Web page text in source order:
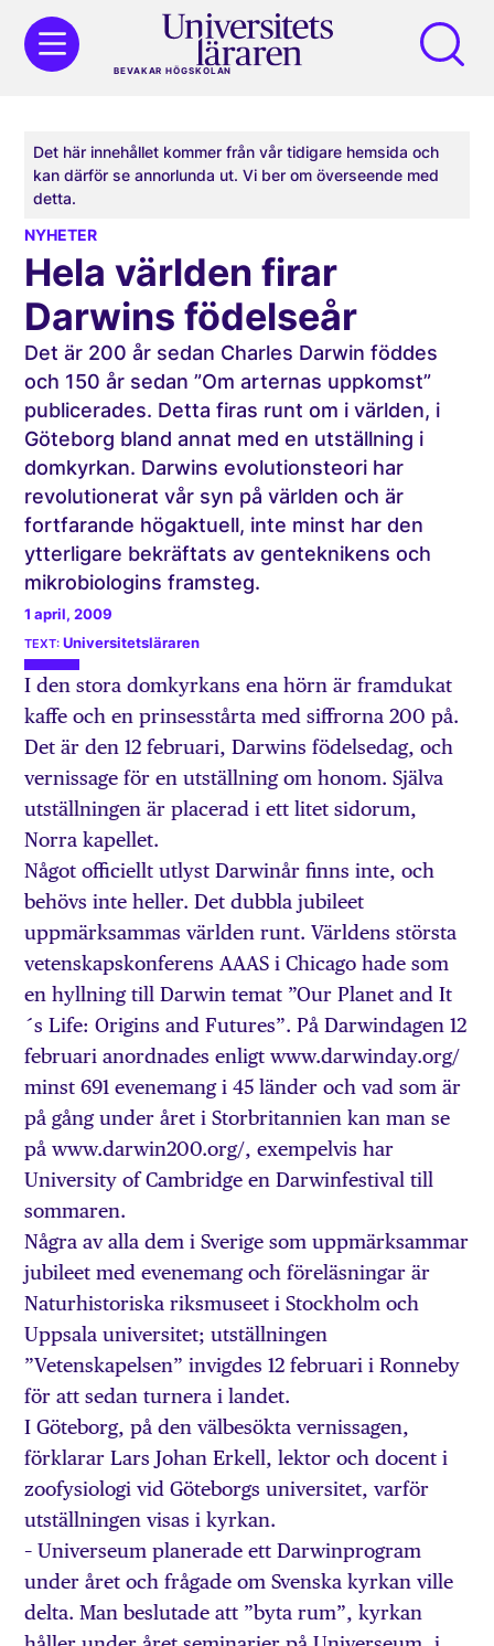
BEVAKAR HÖGSKOLAN
Det här innehållet kommer från vår tidigare hemsida och
kan därför se annorlunda ut. Vi ber om överseende med
detta.
NYHETER
Hela världen firar
Darwins födelseår
Det är 200 år sedan Charles Darwin föddes
och 150 år sedan ”Om arternas uppkomst”
publicerades. Detta firas runt om i världen, i
Göteborg bland annat med en utställning i
domkyrkan. Darwins evolutionsteori har
revolutionerat vår syn på världen och är
fortfarande högaktuell, inte minst har den
ytterligare bekräftats av genteknikens och
mikrobiologins framsteg.
1 april, 2009
Universitetsläraren
I den stora domkyrkans ena hörn är framdukat
kaffe och en prinsesstårta med siffrorna 200 på.
Det är den 12 februari, Darwins födelsedag, och
vernissage för en utställning om honom. Själva
utställningen är placerad i ett litet sidorum,
Norra kapellet.
Något officiellt utlyst Darwinår finns inte, och
behövs inte heller. Det dubbla jubileet
uppmärksammas världen runt. Världens största
vetenskapskonferens AAAS i Chicago hade som
en hyllning till Darwin temat ”Our Planet and It
´s Life: Origins and Futures”. På Darwindagen 12
februari anordnades enligt www.darwinday.org/
minst 691 evenemang i 45 länder och vad som är
på gång under året i Storbritannien kan man se
på www.darwin200.org/, exempelvis har
University of Cambridge en Darwinfestival till
sommaren.
Några av alla dem i Sverige som uppmärksammar
jubileet med evenemang och föreläsningar är
Naturhistoriska riksmuseet i Stockholm och
Uppsala universitet; utställningen
”Vetenskapelsen” invigdes 12 februari i Ronneby
för att sedan turnera i landet.
I Göteborg, på den välbesökta vernissagen,
förklarar Lars Johan Erkell, lektor och docent i
zoofysiologi vid Göteborgs universitet, varför
utställningen visas i kyrkan.
– Universeum planerade ett Darwinprogram
under året och frågade om Svenska kyrkan ville
delta. Man beslutade att ”byta rum”, kyrkan